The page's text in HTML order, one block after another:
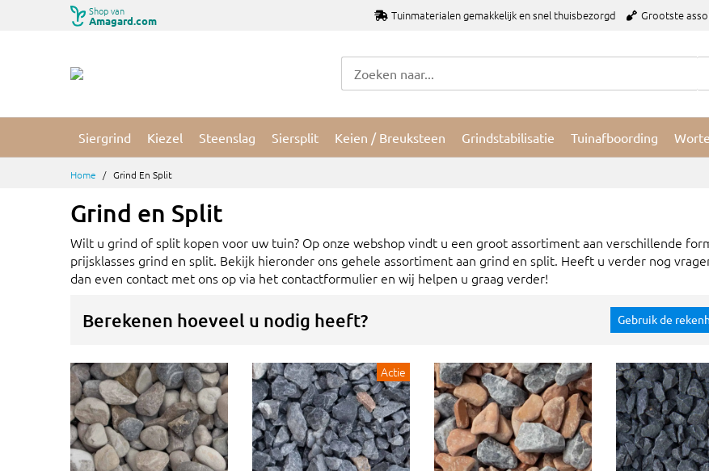
Shop van
Amagard.com Tuinmaterialen gemakkelijk en snel thuisbezorgd Grootste
Siergrind Kiezel Steenslag Siersplit Keien / Breuksteen Grindstabilisatie Tuinafboording
Home Grind En Split
Grind en Split
Wilt u grind of split kopen voor uw tuin? Op onze webshop vindt u een groot assortiment aan verschillende
prijsklasses grind en split. Bekijk hieronder ons gehele assortiment aan grind en split. Heeft u verder nog
dan even contact met ons op via het contactformulier en wij helpen u graag verder!
Berekenen hoeveel u nodig heeft? Gebruik de
Actie